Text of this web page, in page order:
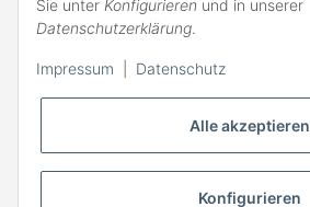
Alle akzeptieren
Konfigurieren
Sie unter Konfigurieren und in unserer
Datenschutzerklärung.
Impressum Datenschutz
ZAHLARTEN